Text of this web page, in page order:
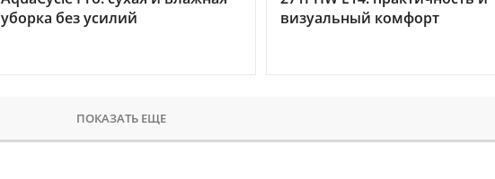
уборка без усилий
визуальный комфорт
ПОКАЗАТЬ ЕЩЕ